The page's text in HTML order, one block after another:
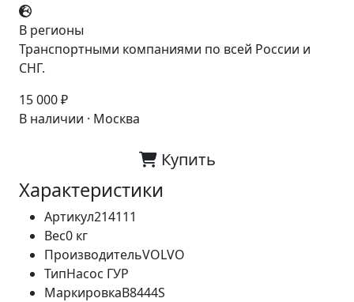
В регионы
Транспортными компаниями по всей России и
СНГ.
15 000 ₽
В наличии · Москва
Купить
Характеристики
Артикул214111
Вес0 кг
ПроизводительVOLVO
ТипНасос ГУР
МаркировкаB8444S